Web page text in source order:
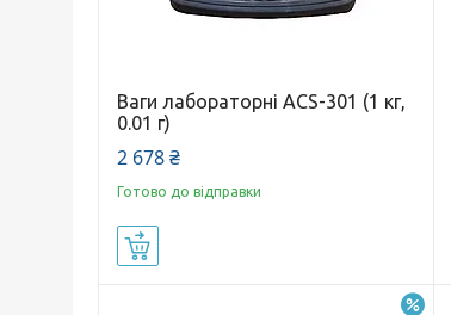
Ваги лабораторні ACS-301 (1 кг,
0.01 г)
2 678 ₴
Готово до відправки